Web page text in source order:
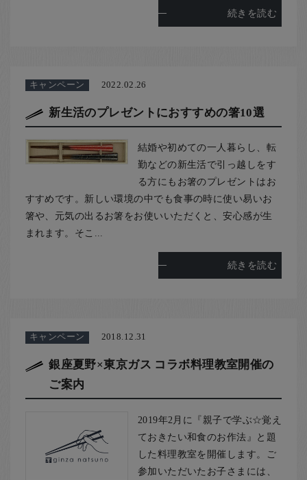
続きを読む
キャンペーン 2022.02.26
新生活のプレゼントにおすすめの箸10選
結婚や初めての一人暮らし、転
勤などの新生活で引っ越しをす
る方にもお箸のプレゼントはお
すすめです。新しい環境の中でも食事の時に使い易いお
箸や、元気の出るお箸をお使いいただくと、安心感が生
まれます。そこ...
続きを読む
キャンペーン 2018.12.31
銀座夏野×東京ガス コラボ料理教室開催の
ご案内
2019年2月に『親子で学ぶ☆覚え
ておきたい和食のお作法』と題
した料理教室を開催します。ご
参加いただいたお子さまには、